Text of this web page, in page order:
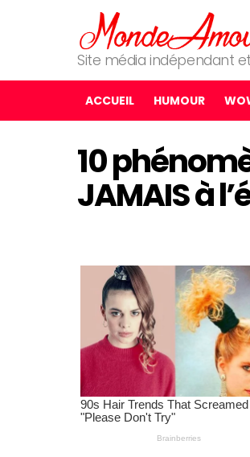
Site média indépendant
ACCUEIL HUMOUR
10
JAMAIS à